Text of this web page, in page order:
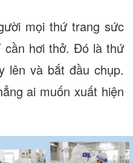
mọi thứ trang sức
hơi thở. Đó là thứ
lên và bắt đầu chụp.
ai muốn xuất hiện